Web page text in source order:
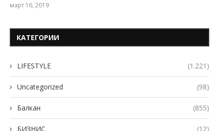
март 16, 2019
КАТЕГОРИИ
LIFESTYLE (1.221)
Uncategorized (98)
Балкан (855)
БИЗНИС (12)